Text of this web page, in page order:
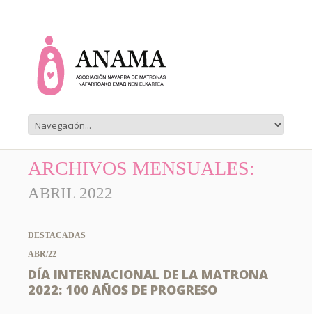
ARCHIVOS MENSUALES:
ABRIL 2022
DESTACADAS
ABR/22
DÍA INTERNACIONAL DE LA MATRONA
2022: 100 AÑOS DE PROGRESO